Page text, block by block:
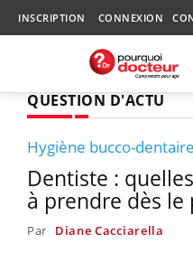
INSCRIPTION CONNEXION
QUESTION D'ACTU
Hygiène bucco-dentaire
Dentiste :
à prendre dès le
Par Diane Cacciarella